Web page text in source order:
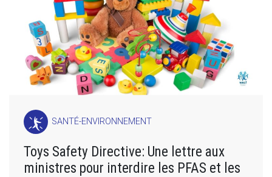
SANTÉ-ENVIRONNEMENT
Toys Safety Directive: Une lettre aux
ministres pour interdire les PFAS et les